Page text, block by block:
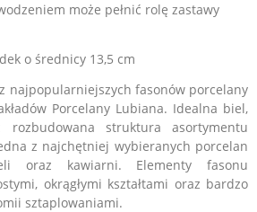
może pełnić rolę zastawy
o średnicy 13,5 cm
najpopularniejszych fasonów porcelany
Porcelany Lubiana. Idealna biel,
rozbudowana struktura asortymentu
z najchętniej wybieranych porcelan
oraz kawiarni. Elementy fasonu
okrągłymi kształtami oraz bardzo
sztaplowaniami.